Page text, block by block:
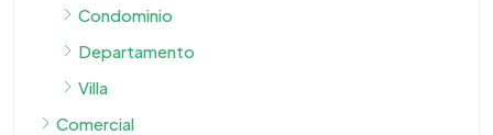
Condominio
Departamento
Villa
Comercial